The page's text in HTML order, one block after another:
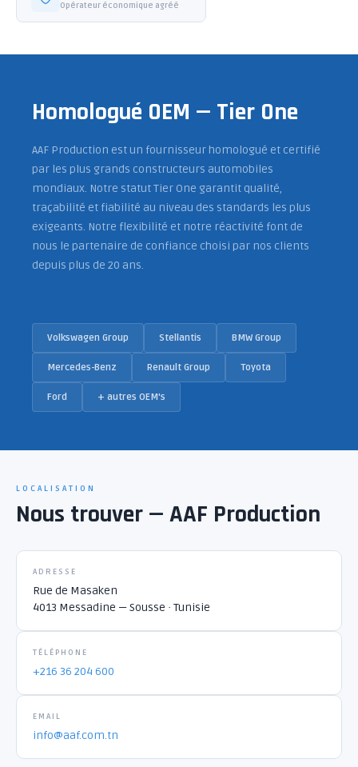
Opérateur économique agréé
Homologué OEM — Tier One
AAF Production est un fournisseur homologué et certifié
par les plus grands constructeurs automobiles
mondiaux. Notre statut Tier One garantit qualité,
traçabilité et fiabilité au niveau des standards les plus
exigeants. Notre flexibilité et notre réactivité font de
nous le partenaire de confiance choisi par nos clients
depuis plus de 20 ans.
Volkswagen Group Stellantis BMW Group
Mercedes-Benz Renault Group Toyota
Ford + autres OEM's
LOCALISATION
Nous trouver — AAF Production
ADRESSE
Rue de Masaken
4013 Messadine — Sousse · Tunisie
TÉLÉPHONE
+216 36 204 600
EMAIL
info@aaf.com.tn